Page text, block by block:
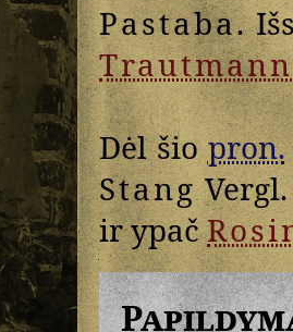
Pastaba.
Trautmann
Dėl šiopron.
Stang
ir ypač